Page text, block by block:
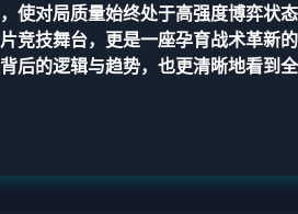
使对局质量始终处于高强度博弈状
竞技舞台，更是一座孕育战术革新
后的逻辑与趋势，也更清晰地看到